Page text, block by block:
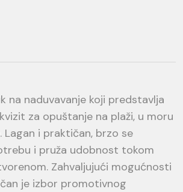
na naduvavanje koji predstavlja
za opuštanje na plaži, u moru
Lagan i praktičan, brzo se
i pruža udobnost tokom
Zahvaljujući mogućnosti
je izbor promotivnog